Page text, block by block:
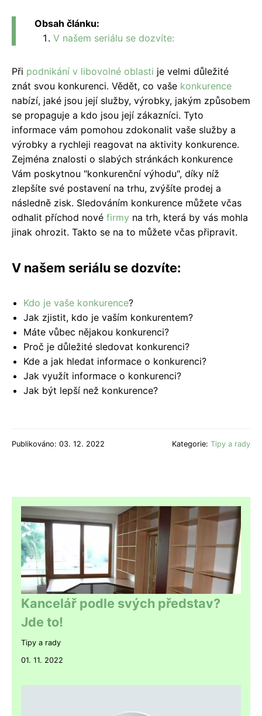
Obsah článku:
V našem seriálu se dozvíte:
Při podnikání v libovolné oblasti je velmi důležité
znát svou konkurenci. Vědět, co vaše konkurence
nabízí, jaké jsou její služby, výrobky, jakým způsobem
se propaguje a kdo jsou její zákazníci. Tyto
informace vám pomohou zdokonalit vaše služby a
výrobky a rychleji reagovat na aktivity konkurence.
Zejména znalosti o slabých stránkách konkurence
Vám poskytnou "konkurenční výhodu", díky níž
zlepšíte své postavení na trhu, zvýšíte prodej a
následně zisk. Sledováním konkurence můžete včas
odhalit příchod nové firmy na trh, která by vás mohla
jinak ohrozit. Takto se na to můžete včas připravit.
V našem seriálu se dozvíte:
Kdo je vaše konkurence?
Jak zjistit, kdo je vaším konkurentem?
Máte vůbec nějakou konkurenci?
Proč je důležité sledovat konkurenci?
Kde a jak hledat informace o konkurenci?
Jak využít informace o konkurenci?
Jak být lepší než konkurence?
Publikováno: 03. 12. 2022 Kategorie: Tipy a rady
Kancelář podle svých představ?
Jde to!
Tipy a rady
01. 11. 2022